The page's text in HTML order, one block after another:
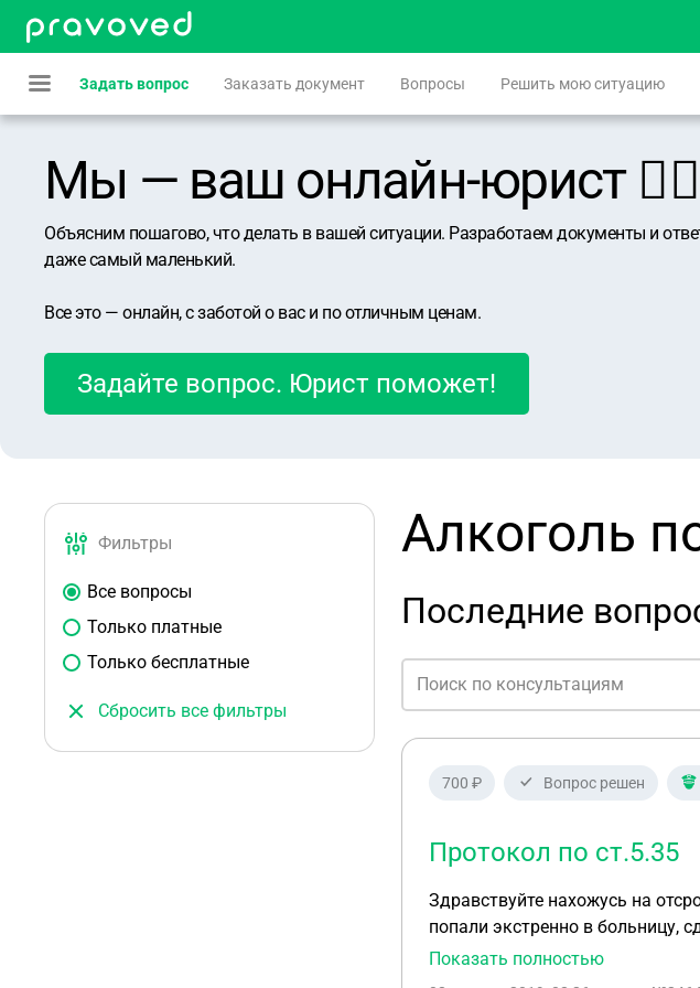
Задать вопрос Заказать документ Вопросы Решить мою ситуацию
Мы — ваш онлайн-юрист
Объясним пошагово, что делать в вашей ситуации. Разработаем документы и
даже самый маленький.
Все это — онлайн, с заботой о вас и по отличным ценам.
Задайте вопрос. Юрист поможет!
Фильтры
Все вопросы
Только платные
Только бесплатные
Сбросить все фильтры
Алкоголь
Последние
700 ₽ Вопрос решен
Протокол по ст.5.35
Здравствуйте нахожусь на
попали экстренно в больницу,
сайте что после такой
Показать полностью